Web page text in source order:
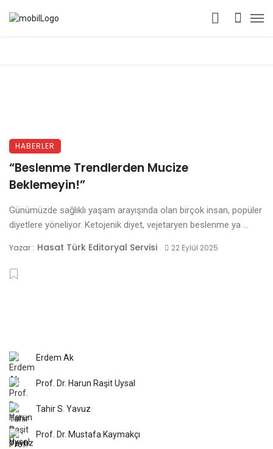
HABERLER
“Beslenme Trendlerden Mucize
Beklemeyin!”
Günümüzde sağlıklı yaşam arayışında olan birçok insan, popüler
diyetlere yöneliyor. Ketojenik diyet, vejetaryen beslenme ya ...
Yazar : Hasat Türk Editoryal Servisi 22 Eylül 2025
Erdem Ak
Prof. Dr. Harun Raşit Uysal
Tahir S. Yavuz
Prof. Dr. Mustafa Kaymakçı